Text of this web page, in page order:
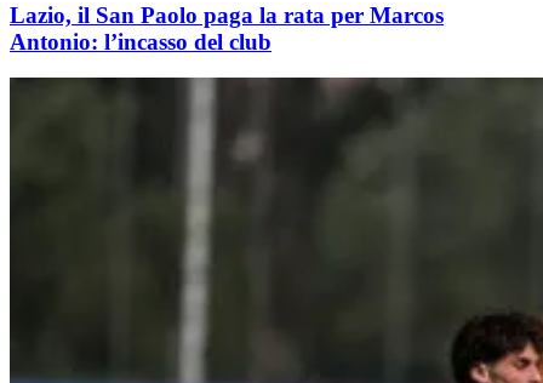
Lazio, il San Paolo paga la rata per Marcos
Antonio: l’incasso del club